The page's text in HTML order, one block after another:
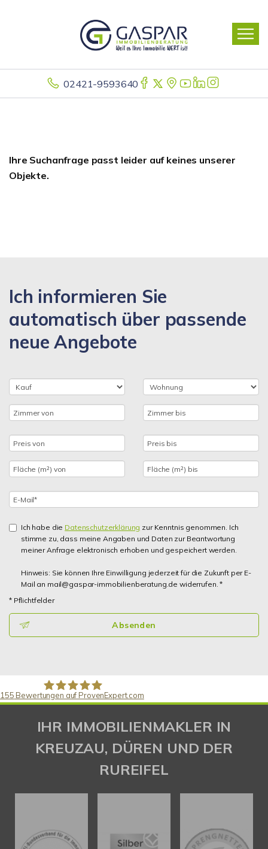
02421-9593640
Ihre Suchanfrage passt leider auf keines unserer
Objekte.
Ich informieren Sie
automatisch über passende
neue Angebote
Ich habe die Datenschutzerklärung zur Kenntnis genommen. Ich
stimme zu, dass meine Angaben und Daten zur Beantwortung
meiner Anfrage elektronisch erhoben und gespeichert werden.
Hinweis: Sie können Ihre Einwilligung jederzeit für die Zukunft per E-
Mail an mail@gaspar-immobilienberatung.de widerrufen. *
* Pflichtfelder
Absenden
Gaspar Immobilienberatung
155 Bewertungen auf ProvenExpert.com
IHR IMMOBILIENMAKLER IN
KREUZAU, DÜREN UND DER
RUREIFEL